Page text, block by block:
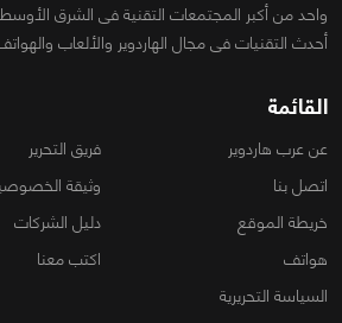
واحد من أكبر المجتمعات التقنية فى الشرق
أحدث التقنيات فى مجال الهاردوير والألعاب
القائمة
عن عرب هاردوير
فريق التحرير
اتصل بنا
وثيقة
خريطة الموقع
دليل الشركات
هواتف
اكتب معنا
السياسة التحريرية